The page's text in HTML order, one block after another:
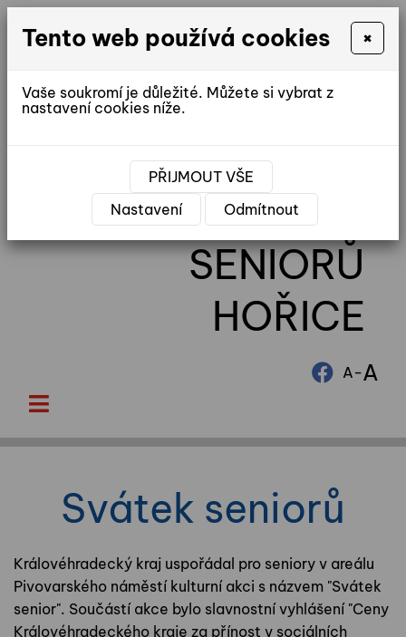
reditel@ddhorice.cz
DOMOV
SENIORŮ
HOŘICE
A-A
Svátek seniorů
Královéhradecký kraj uspořádal pro seniory v areálu
Pivovarského náměstí kulturní akci s názvem "Svátek
senior". Součástí akce bylo slavnostní vyhlášení "Ceny
Královéhradeckého kraje za přínost v sociálních
Tento web používá cookies ×
Vaše soukromí je důležité. Můžete si vybrat z
nastavení cookies níže.
PŘIJMOUT VŠE
Nastavení
Odmítnout